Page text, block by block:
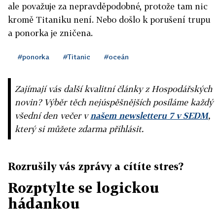
ale považuje za nepravděpodobné, protože tam nic
kromě Titaniku není. Nebo došlo k porušení trupu
a ponorka je zničena.
#ponorka #Titanic #oceán
Zajímají vás další kvalitní články z Hospodářských
novin? Výběr těch nejúspěšnějších posíláme každý
všední den večer vnašem newsletteru 7 v SEDM,
který si můžete zdarma přihlásit.
Rozrušily vás zprávy a cítíte stres?
Rozptylte se logickou
hádankou